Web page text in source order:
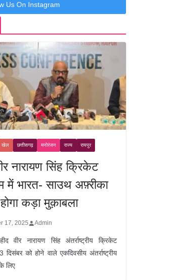
Us On Instagram
खेल छत्तीसगढ़ मनोरंजन राज्य रायपुर
नारायण सिंह क्रिकेट
में भारत- साउथ अफ़्रीका
कड़ा मुक़ाबला
17, 2025 Admin
वीर नारायण सिंह अंतर्राष्ट्रीय क्रिकेट
को होने वाले एकदिवसीय अंतर्राष्ट्रीय
लिए